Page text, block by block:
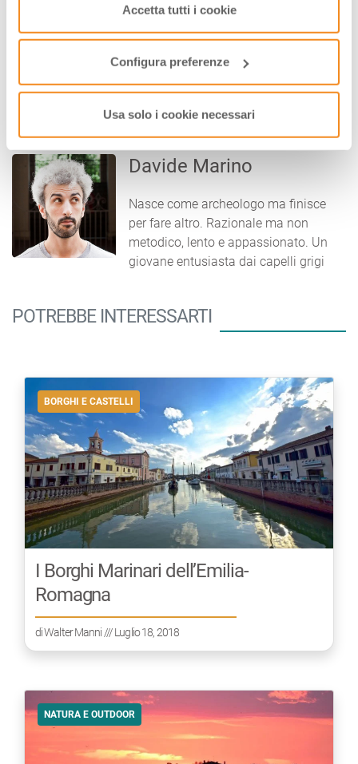
saranno attivati i soli cookie tecnici necessari al corretto
funzionamento del sito.
Accetta tutti i cookie
Configura preferenze
Usa solo i cookie necessari
Davide Marino
Nasce come archeologo ma finisce
per fare altro. Razionale ma non
metodico, lento e appassionato. Un
giovane entusiasta dai capelli grigi
POTREBBE INTERESSARTI
BORGHI E CASTELLI
I Borghi Marinari dell’Emilia-
Romagna
diWalter Manni /// Luglio 18, 2018
NATURA E OUTDOOR